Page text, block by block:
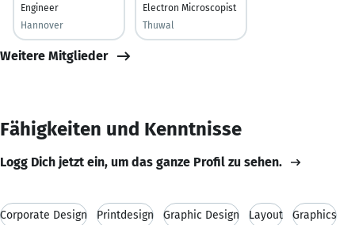
Engineer
Hannover
Electron Microscopist
Thuwal
Weitere Mitglieder
Fähigkeiten und Kenntnisse
Logg Dich jetzt ein, um das ganze Profil zu sehen.
Corporate Design Printdesign Graphic Design Layout Graphics